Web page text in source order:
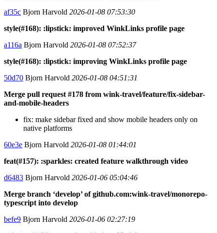
af35c Bjorn Harvold 2026-01-08 07:53:30
style(#168): :lipstick: improved WinkLinks profile page
a116a Bjorn Harvold 2026-01-08 07:52:37
style(#168): :lipstick: improving WinkLinks profile page
50d70 Bjorn Harvold 2026-01-08 04:51:31
Merge pull request #178 from wink-travel/feature/fix-sidebar-
and-mobile-headers
fix: make sidebar fixed and show mobile headers only on
native platforms
60e3e Bjorn Harvold 2026-01-08 01:44:01
feat(#157): :sparkles: created feature walkthrough video
d6483 Bjorn Harvold 2026-01-06 05:04:46
Merge branch ‘develop’ of github.com:wink-travel/monorepo-
typescript into develop
befe9 Bjorn Harvold 2026-01-06 02:27:19